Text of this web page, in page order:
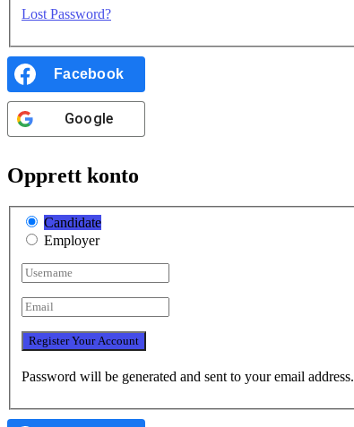
Lost Password?
Facebook
Google
Opprett konto
Candidate
Employer
Password will be generated and sent to your email address.